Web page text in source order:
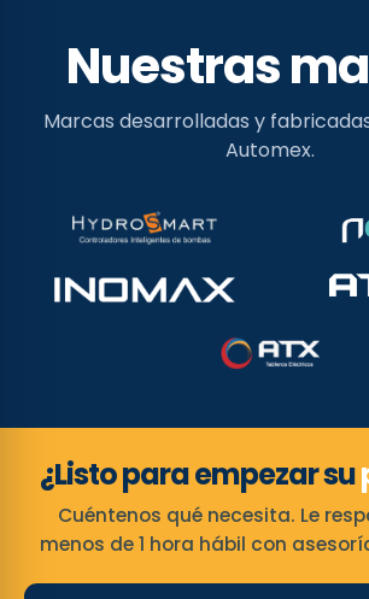
Nuestras
Marcas desarrolladas y
Automex.
¿Listo para empezar su
Cuéntenos qué necesita. Le
menos de 1 hora hábil con